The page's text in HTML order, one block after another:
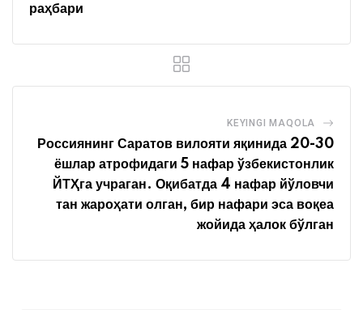
раҳбари
KEYINGI MAQOLA
Россиянинг Саратов вилояти яқинида 20-30
ёшлар атрофидаги 5 нафар ўзбекистонлик
ЙТҲга учраган. Оқибатда 4 нафар йўловчи
тан жароҳати олган, бир нафари эса воқеа
жойида ҳалок бўлган